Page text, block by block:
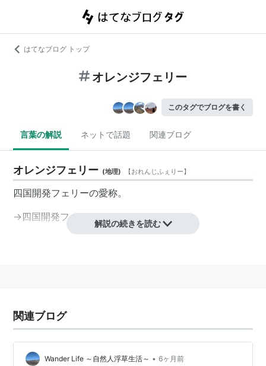
はてなブログ トップ
オレンジフェリー
このタグでブログを書く
言葉の解説 ネットで話題 関連ブログ
オレンジフェリー (地理) 【おれんじふぇりー】
四国開発フェリーの愛称。
→四国開発フェリー
解説の続きを読む
関連ブログ
Wander Life ～自然人浮草生活～ • 6ヶ月前